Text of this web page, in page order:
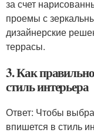
за счет
проемы с
дизайнерские
террасы.
3. Как
стиль интерьера
Ответ: Чтобы
впишется в стиль